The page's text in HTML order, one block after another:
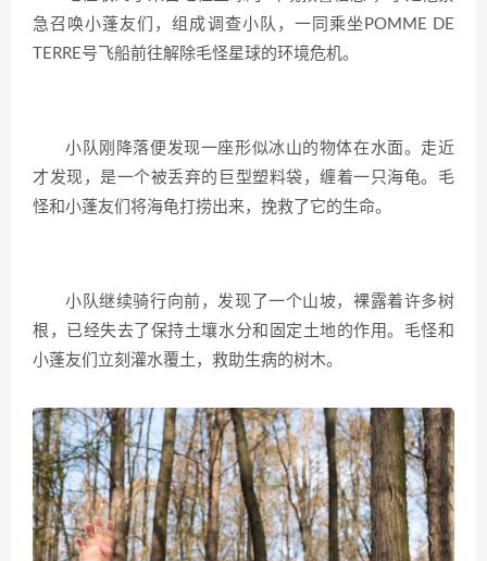
急召唤小蓬友们，组成调查小队，一同乘坐POMME DE
TERRE号飞船前往解除毛怪星球的环境危机。
小队刚降落便发现一座形似冰山的物体在水面。走近
才发现，是一个被丢弃的巨型塑料袋，缠着一只海龟。毛
怪和小蓬友们将海龟打捞出来，挽救了它的生命。
小队继续骑行向前，发现了一个山坡，裸露着许多树
根，已经失去了保持土壤水分和固定土地的作用。毛怪和
小蓬友们立刻灌水覆土，救助生病的树木。